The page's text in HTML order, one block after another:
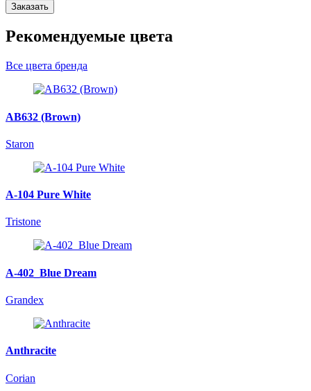
Заказать
Рекомендуемые цвета
Все цвета бренда
AB632 (Brown)
Staron
A-104 Pure White
Tristone
A-402_Blue Dream
Grandex
Anthracite
Corian